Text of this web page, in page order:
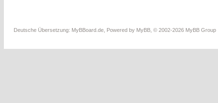
Deutsche Übersetzung: MyBBoard.de , Powered by MyBB , © 2002-2026 MyBB Group